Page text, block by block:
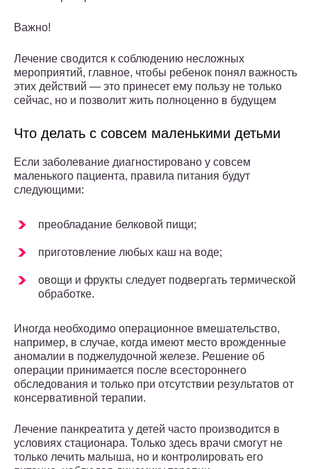
Важно!
Лечение сводится к соблюдению несложных
мероприятий, главное, чтобы ребенок понял важность
этих действий — это принесет ему пользу не только
сейчас, но и позволит жить полноценно в будущем
Что делать с совсем маленькими детьми
Если заболевание диагностировано у совсем
маленького пациента, правила питания будут
следующими:
преобладание белковой пищи;
приготовление любых каш на воде;
овощи и фрукты следует подвергать термической
обработке.
Иногда необходимо операционное вмешательство,
например, в случае, когда имеют место врожденные
аномалии в поджелудочной железе. Решение об
операции принимается после всестороннего
обследования и только при отсутствии результатов от
консервативной терапии.
Лечение панкреатита у детей часто производится в
условиях стационара. Только здесь врачи смогут не
только лечить малыша, но и контролировать его